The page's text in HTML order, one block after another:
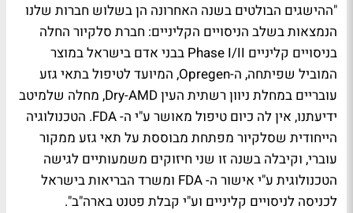
"ההישגים הבולטים בשנה האחרונה הן בשלוש חברות שלנו
הנמצאות בשלב הניסויים הקליניים: חברת סלקיור החלה
בניסויים קליניים Phase I/II בבני אדם בישראל במוצר
המוביל שפיתחה, ה-Opregen, המיועד לטיפול בתאי גזע
עובריים במחלת ניוון רשתית העין Dry-AMD, מחלה שלמיטב
ידיעתנו, אין לה כיום טיפול מאושר ע"י ה- FDA. הטכנולוגיה
הייחודית שסלקיור מפתחת מבוססת על תאי גזע ממקור
עוברי, וקיבלה בשנה זו שני חיזוקים משמעותיים לגישה
הטכנולוגית ע"י אישור ה- FDA ומשרד הבריאות בישראל
לכניסה לניסויים קליניים וע"י קבלת פטנט בארה"ב".